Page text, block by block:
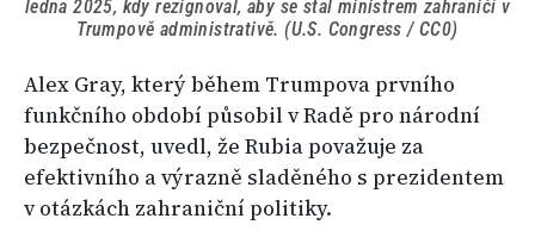
ledna 2025, kdy rezignoval, aby se stal ministrem zahraničí v
Trumpově administrativě. (U.S. Congress / CC0)
Alex Gray, který během Trumpova prvního
funkčního období působil v Radě pro národní
bezpečnost, uvedl, že Rubia považuje za
efektivního a výrazně sladěného s prezidentem
v otázkách zahraniční politiky.